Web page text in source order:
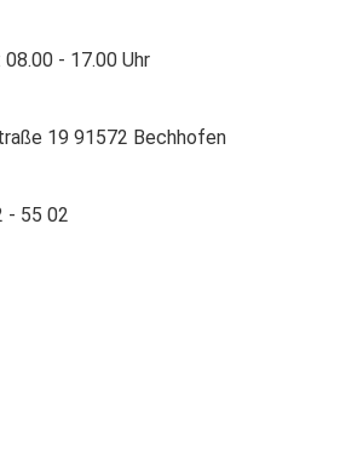
08.00 - 17.00 Uhr
19 91572 Bechhofen
- 55 02